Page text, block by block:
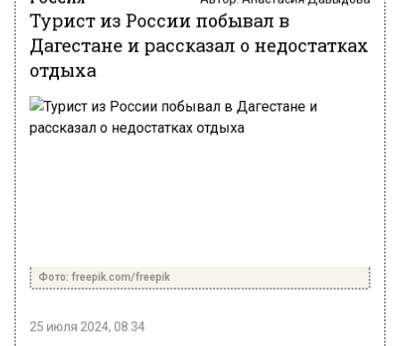
Турист из России побывал в
Дагестане и рассказал о недостатках
отдыха
Фото: freepik.com/freepik
25 июля 2024, 08:34